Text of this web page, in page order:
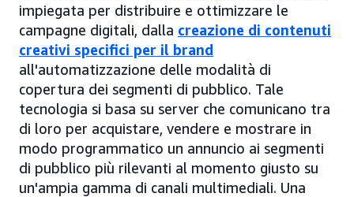
impiegata per distribuire e ottimizzare le
campagne digitali, dalla creazione di contenuti
creativi specifici per il brand
all'automatizzazione delle modalità di
copertura dei segmenti di pubblico. Tale
tecnologia si basa su server che comunicano tra
di loro per acquistare, vendere e mostrare in
modo programmatico un annuncio ai segmenti
di pubblico più rilevanti al momento giusto su
un'ampia gamma di canali multimediali. Una